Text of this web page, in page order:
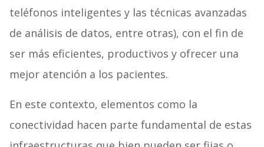
teléfonos inteligentes y las técnicas avanzadas
de análisis de datos, entre otras), con el fin de
ser más eficientes, productivos y ofrecer una
mejor atención a los pacientes.
En este contexto, elementos como la
conectividad hacen parte fundamental de estas